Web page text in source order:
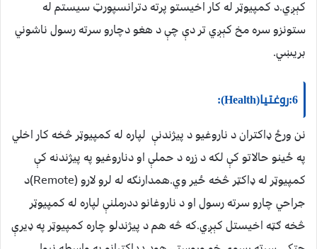
کېږي.د کمپيوټر له کار اخيستو پرته دترانسپورټ سيستم له
ستونزو سره مخ کېږي تر دې چې د هغو دچارو سرته رسول ناشوني
بريښي.
6:روغتيا(Health):
نن ورځ ډاکتران د ناروغيو د پيژندنې لپاره له کمپيوټر څخه کار اخلي
په ځينو حالاتو کې لکه د زړه د حملې او دناروغيو په پيژندنه کې
کمپيوټر له ډاکټر څخه ځير وي.همدارنګه له لرو لارو (Remote)د
جراحي چارو سرته رسول او د ناروغانو ددرملنې لپاره له کمپيوټر
څخه ګټه اخيستل کېږي.که څه هم د پيژندلو چاره کمپيوټر په ډيرې